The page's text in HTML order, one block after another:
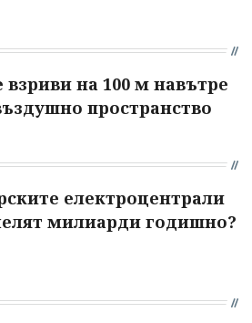
на 100 м навътре
пространство
електроцентрали
милиарди годишно?